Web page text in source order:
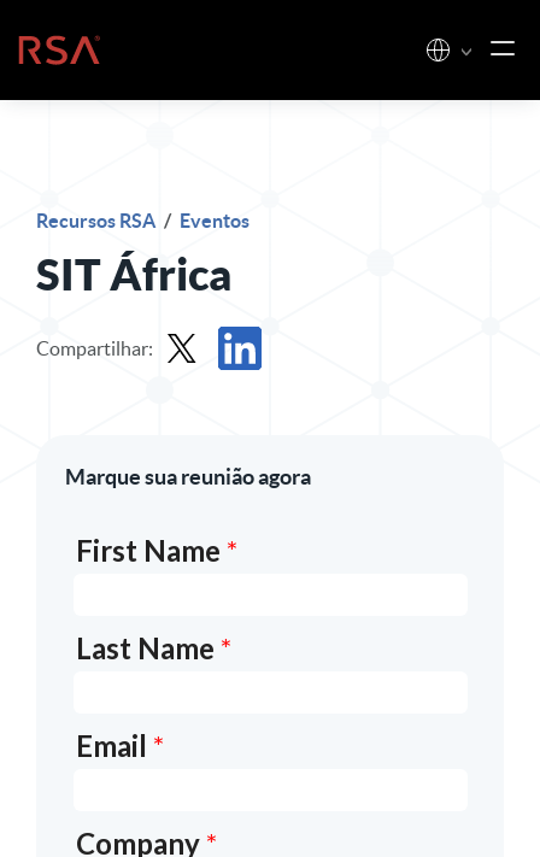
Início
Recursos RSA / Eventos
SIT África
Compartilhar:
Marque sua reunião agora